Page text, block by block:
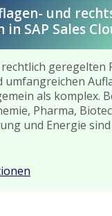
und
SAP Sales
geregelten
umfangreichen
als komplex.
Pharma,
und Energie